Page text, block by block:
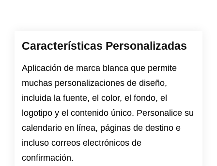
Características Personalizadas
Aplicación de marca blanca que permite
muchas personalizaciones de diseño,
incluida la fuente, el color, el fondo, el
logotipo y el contenido único. Personalice su
calendario en línea, páginas de destino e
incluso correos electrónicos de
confirmación.